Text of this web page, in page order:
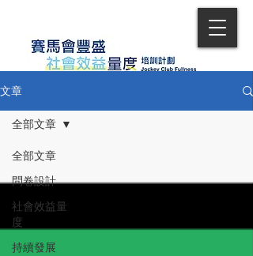
文章
全部文章
問卷設計
社會效益量
度
持續發展
全部文章